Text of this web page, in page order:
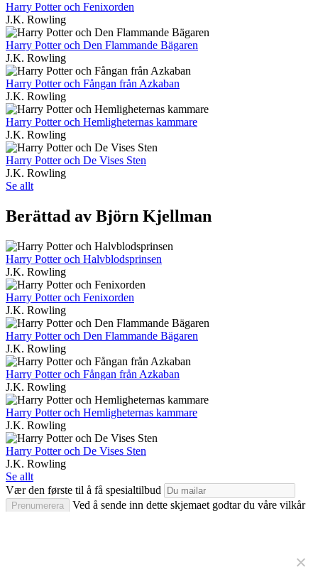
Harry Potter och Fenixorden
J.K. Rowling
Harry Potter och Den Flammande Bägaren
J.K. Rowling
Harry Potter och Fångan från Azkaban
J.K. Rowling
Harry Potter och Hemligheternas kammare
J.K. Rowling
Harry Potter och De Vises Sten
J.K. Rowling
Se allt
Berättad av Björn Kjellman
Harry Potter och Halvblodsprinsen
J.K. Rowling
Harry Potter och Fenixorden
J.K. Rowling
Harry Potter och Den Flammande Bägaren
J.K. Rowling
Harry Potter och Fångan från Azkaban
J.K. Rowling
Harry Potter och Hemligheternas kammare
J.K. Rowling
Harry Potter och De Vises Sten
J.K. Rowling
Se allt
Vær den første til å få spesialtilbud
Prenumerera
Ved å sende inn dette skjemaet godtar du våre vilkår